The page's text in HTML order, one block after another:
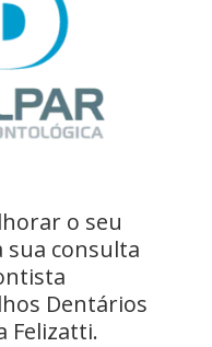
o seu
sua consulta
Dentários
Felizatti.